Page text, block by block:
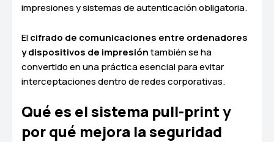
impresiones y sistemas de autenticación obligatoria.
Elcifrado de comunicaciones entre ordenadores
y dispositivos de impresióntambién se ha
convertido en una práctica esencial para evitar
interceptaciones dentro de redes corporativas.
Qué es el sistema pull-print y
por qué mejora la seguridad